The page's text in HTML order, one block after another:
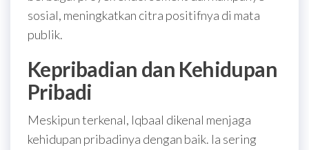
sosial, meningkatkan citra positifnya di mata
publik.
Kepribadian dan Kehidupan
Pribadi
Meskipun terkenal, Iqbaal dikenal menjaga
kehidupan pribadinya dengan baik. Ia sering